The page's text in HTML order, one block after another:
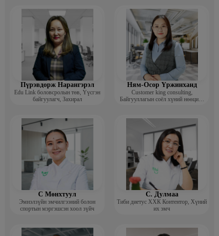
Пүрэвдорж Нарангэрэл
Edu Link боловсролын төв, Үүсгэн
байгуулагч, Захирал
Ням-Осор Үржинханд
Customer king consulting,
Байгууллагын соёл хүний нөөцийн
С Мөнхтуул
Эмнэлзүйн эмчилгээний болон
спортын мэргэшсэн хоол зүйч
С. Дулмаа
Тиби диетус ХХК Контентор, Хүний
их эмч